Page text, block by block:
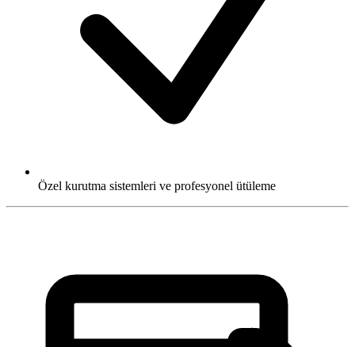
Özel kurutma sistemleri ve profesyonel ütüleme